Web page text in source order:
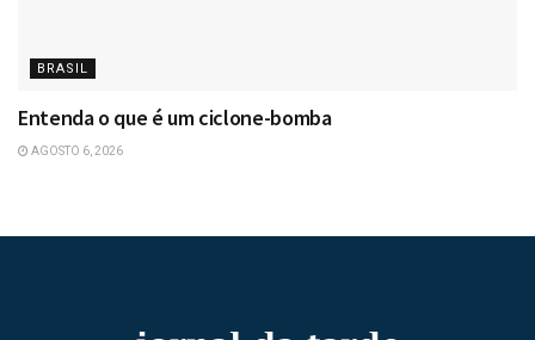
BRASIL
Entenda o que é um ciclone-bomba
AGOSTO 6, 2026